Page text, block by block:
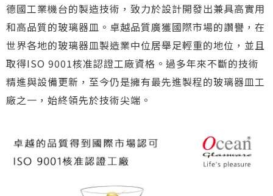
德國工業機台的製造技術，致力於設計開發出兼具高實用
和高品質的玻璃器皿。卓越品質廣獲國際市場的讚譽，在
世界各地的玻璃器皿製造業中位居舉足輕重的地位，並且
取得ISO 9001核准認證工廠資格。過多年來不斷的技術
精進與設備更新，至今仍是擁有最先進製程的玻璃器皿工
廠之一，始終領先於技術尖端。